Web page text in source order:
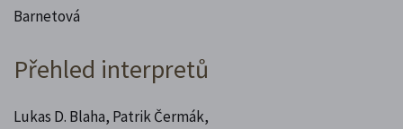
Barnetová
Přehled interpretů
Lukas D. Blaha, Patrik Čermák,